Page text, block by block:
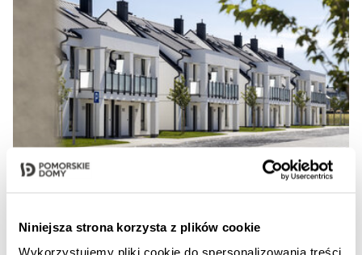
Niniejsza strona korzysta z plików cookie
Wykorzystujemy pliki cookie do spersonalizowania treści
Aleja Wiśniowa powitała